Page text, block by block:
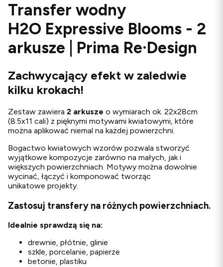
Transfer wodny
H2O Expressive Blooms - 2
arkusze | Prima Re·Design
Zachwycający efekt w zaledwie
kilku krokach!
Zestaw zawiera 2 arkusze o wymiarach ok. 22x28cm
(8.5x11 cali) z pięknymi motywami kwiatowymi, które
można aplikować niemal na każdej powierzchni.
Bogactwo kwiatowych wzorów pozwala stworzyć
wyjątkowe kompozycje zarówno na małych, jak i
większych powierzchniach. Motywy można dowolnie
wycinać, łączyć i komponować tworząc
unikatowe projekty.
Zastosuj transfery na różnych powierzchniach.
Idealnie sprawdzą się na:
drewnie, płótnie, glinie
szkle, porcelanie, papierze
betonie, plastiku